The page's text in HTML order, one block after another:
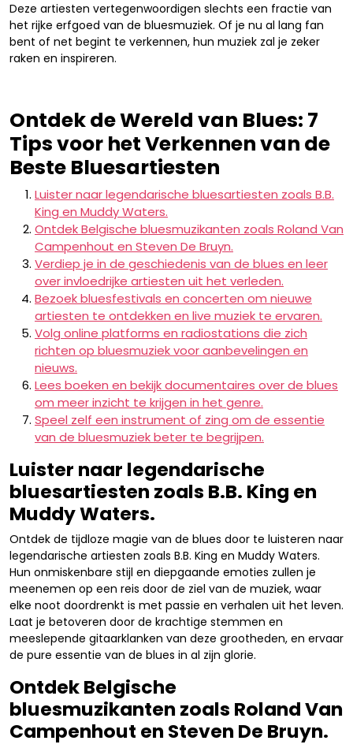
Deze artiesten vertegenwoordigen slechts een fractie van
het rijke erfgoed van de bluesmuziek. Of je nu al lang fan
bent of net begint te verkennen, hun muziek zal je zeker
raken en inspireren.
Ontdek de Wereld van Blues: 7
Tips voor het Verkennen van de
Beste Bluesartiesten
Luister naar legendarische bluesartiesten zoals B.B.
King en Muddy Waters.
Ontdek Belgische bluesmuzikanten zoals Roland Van
Campenhout en Steven De Bruyn.
Verdiep je in de geschiedenis van de blues en leer
over invloedrijke artiesten uit het verleden.
Bezoek bluesfestivals en concerten om nieuwe
artiesten te ontdekken en live muziek te ervaren.
Volg online platforms en radiostations die zich
richten op bluesmuziek voor aanbevelingen en
nieuws.
Lees boeken en bekijk documentaires over de blues
om meer inzicht te krijgen in het genre.
Speel zelf een instrument of zing om de essentie
van de bluesmuziek beter te begrijpen.
Luister naar legendarische
bluesartiesten zoals B.B. King en
Muddy Waters.
Ontdek de tijdloze magie van de blues door te luisteren naar
legendarische artiesten zoals B.B. King en Muddy Waters.
Hun onmiskenbare stijl en diepgaande emoties zullen je
meenemen op een reis door de ziel van de muziek, waar
elke noot doordrenkt is met passie en verhalen uit het leven.
Laat je betoveren door de krachtige stemmen en
meeslepende gitaarklanken van deze grootheden, en ervaar
de pure essentie van de blues in al zijn glorie.
Ontdek Belgische
bluesmuzikanten zoals Roland Van
Campenhout en Steven De Bruyn.